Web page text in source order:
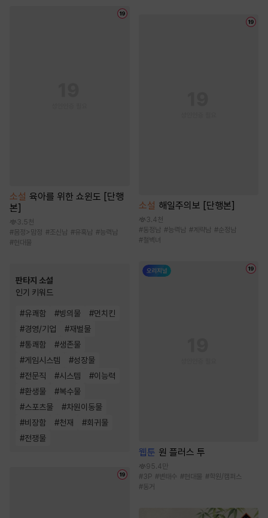
소설 육아를 위한 쇼윈도 [단행
본]
3.5천
# 몸정>맘정 #조신남 #유혹남 #능력남
#현대물
판타지 소설
인기 키워드
#유쾌함 #빙의물 #먼치킨
#경영/기업 #재벌물
#통쾌함 #생존물
#게임시스템 #성장물
#전문직 #시스템 #이능력
#환생물 #복수물
#스포츠물 #차원이동물
#비장함 #천재 #회귀물
#전쟁물
소설 해일주의보 [단행본]
3.4천
#동정남 #능력남 #계략남 #순정남
#철벽녀
웹툰 원 플러스 투
95.4만
#3P #변태수 #현대물 #학원/캠퍼스
#동거